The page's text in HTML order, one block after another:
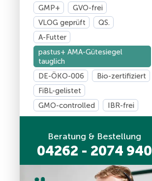
GMP+
GVO-frei
VLOG geprüft
QS.
A-Futter
pastus+ AMA-Gütesiegel
tauglich
DE-ÖKO-006
Bio-zertifiziert
FiBL-gelistet
GMO-controlled
IBR-frei
Beratung & Bestellung
04262 - 2074 940